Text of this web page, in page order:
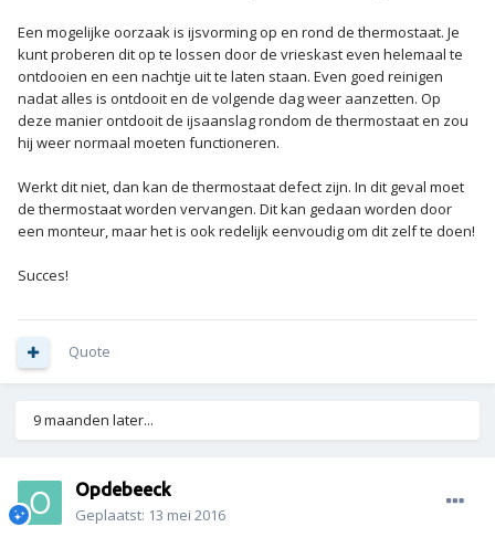
Een mogelijke oorzaak is ijsvorming op en rond de thermostaat. Je
kunt proberen dit op te lossen door de vrieskast even helemaal te
ontdooien en een nachtje uit te laten staan. Even goed reinigen
nadat alles is ontdooit en de volgende dag weer aanzetten. Op
deze manier ontdooit de ijsaanslag rondom de thermostaat en zou
hij weer normaal moeten functioneren.
Werkt dit niet, dan kan de thermostaat defect zijn. In dit geval moet
de thermostaat worden vervangen. Dit kan gedaan worden door
een monteur, maar het is ook redelijk eenvoudig om dit zelf te doen!
Succes!
Quote
9 maanden later...
Opdebeeck
Geplaatst: 13 mei 2016